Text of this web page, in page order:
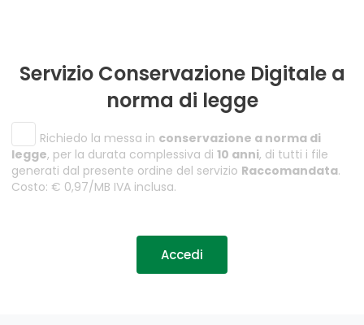
Servizio Conservazione Digitale a
norma di legge
Richiedo la messa in conservazione a norma di
legge, per la durata complessiva di 10 anni, di tutti i file
generati dal presente ordine del servizio Raccomandata.
Costo: € 0,97/MB IVA inclusa.
Accedi